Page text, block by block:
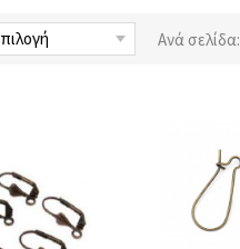
Ανά σελίδα: